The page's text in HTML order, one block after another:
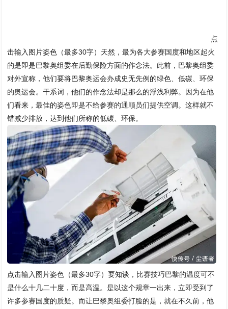
点
击输入图片姿色（最多30字）天然，最为各大参赛国度和地区起火
的是即是巴黎奥组委在后勤保险方面的作念法。此前，巴黎奥组委
对外宣称，他们要将巴黎奥运会办成史无先例的绿色、低碳、环保
的奥运会。干系词，他们的作念法却是那么的浮浅利弊。因为在他
们看来，最佳的姿色即是不给参赛的通顺员们提供空调。这样就不
错减少排放，达到他们所称的低碳、环保。
点击输入图片姿色（最多30字）要知谈，比赛技巧巴黎的温度可不
是什么十几二十度，而是高温。是以这个规章一出来，立即受到了
许多参赛国度的质疑。而让巴黎奥组委打脸的是，就在不久前，他